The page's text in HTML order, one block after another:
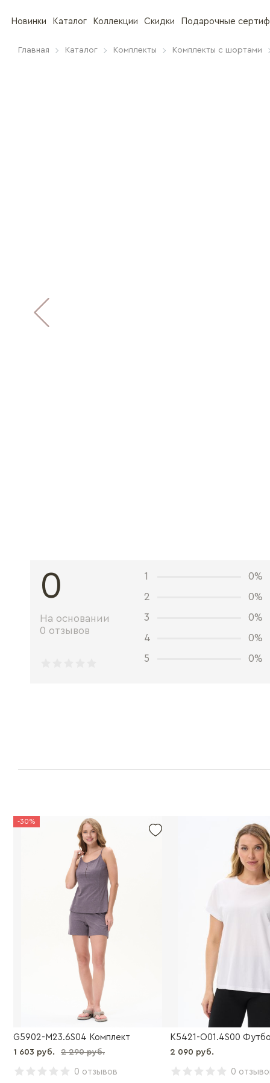
Новинки Каталог Коллекции Скидки Подарочные
Главная Каталог Комплекты Комплекты с шортами
0
На основании
0 отзывов
1
0%
2
0%
3
0%
4
0%
5
0%
-30%
G5902-M23.6S04 Комплект
1 603 руб. 2 290 руб.
0 отзывов
K5421-O01.4S00
2 090 руб.
0